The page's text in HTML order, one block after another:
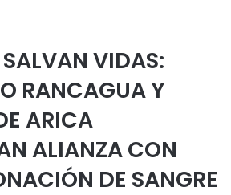
VIDAS:
RANCAGUA Y
ARICA
ALIANZA CON
DE SANGRE